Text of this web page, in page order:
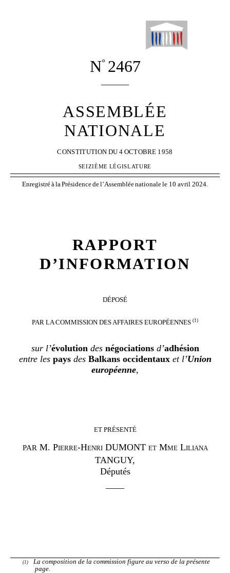
N° 2467
ASSEMBLÉE
NATIONALE
CONSTITUTION DU 4 OCTOBRE 1958
SEIZIÈME LÉGISLATURE
EnregistréàlaPrésidencedel’Assembléenationalele 10 avril 2024.
RAPPORT
D’INFORMATION
DÉPOSÉ
PAR LA COMMISSION DES AFFAIRES EUROPÉENNES (1)
sur l’évolutiondes négociationsd’adhésion
entre les paysdes Balkans occidentauxet l’Union
européenne,
ET PRÉSENTÉ
PAR M. Pierre-Henri DUMONT et Mme Liliana
TANGUY,
Députés
——
La composition de la commission figure au verso de la présente
page.